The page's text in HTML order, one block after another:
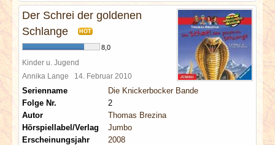
Der Schrei der goldenen
Schlange
HOT
8,0
Kinder u. Jugend
Annika Lange 14. Februar 2010
Serienname
Die Knickerbocker Bande
Folge Nr.
2
Autor
Thomas Brezina
Hörspiellabel/Verlag
Jumbo
Erscheinungsjahr
2008